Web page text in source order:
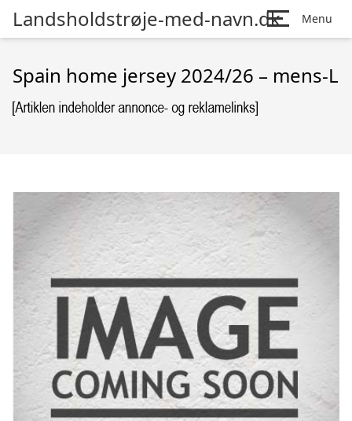
Landsholdstrøje-med-navn.dk Menu
Spain home jersey 2024/26 – mens-L